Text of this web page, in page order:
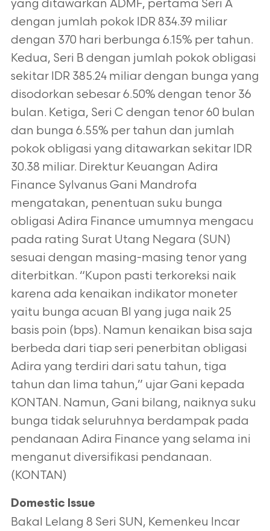
yang ditawarkan ADMF, pertama Seri A
dengan jumlah pokok IDR 834.39 miliar
dengan 370 hari berbunga 6.15% per tahun.
Kedua, Seri B dengan jumlah pokok obligasi
sekitar IDR 385.24 miliar dengan bunga yang
disodorkan sebesar 6.50% dengan tenor 36
bulan. Ketiga, Seri C dengan tenor 60 bulan
dan bunga 6.55% per tahun dan jumlah
pokok obligasi yang ditawarkan sekitar IDR
30.38 miliar. Direktur Keuangan Adira
Finance Sylvanus Gani Mandrofa
mengatakan, penentuan suku bunga
obligasi Adira Finance umumnya mengacu
pada rating Surat Utang Negara (SUN)
sesuai dengan masing-masing tenor yang
diterbitkan. “Kupon pasti terkoreksi naik
karena ada kenaikan indikator moneter
yaitu bunga acuan BI yang juga naik 25
basis poin (bps). Namun kenaikan bisa saja
berbeda dari tiap seri penerbitan obligasi
Adira yang terdiri dari satu tahun, tiga
tahun dan lima tahun,” ujar Gani kepada
KONTAN. Namun, Gani bilang, naiknya suku
bunga tidak seluruhnya berdampak pada
pendanaan Adira Finance yang selama ini
menganut diversifikasi pendanaan.
(KONTAN)
Domestic Issue
Bakal Lelang 8 Seri SUN, Kemenkeu Incar